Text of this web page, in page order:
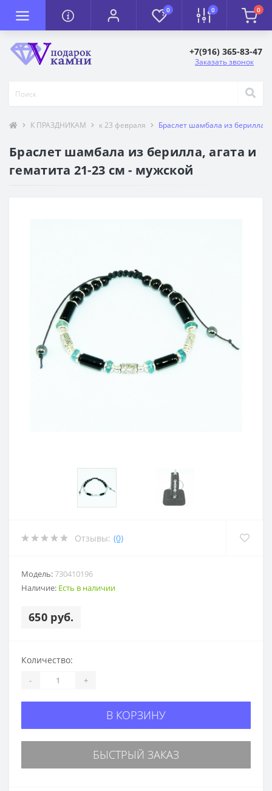
0 0 0
+7(916) 365-83-47
Заказать звонок
К ПРАЗДНИКАМ к 23 февраля Браслет шамбала из берилла,
Браслет шамбала из берилла, агата и
гематита 21-23 см - мужской
Отзывы: (0)
Модель:730410196
Наличие: Есть в наличии
650 руб.
Количество:
- +
В КОРЗИНУ
БЫСТРЫЙ ЗАКАЗ